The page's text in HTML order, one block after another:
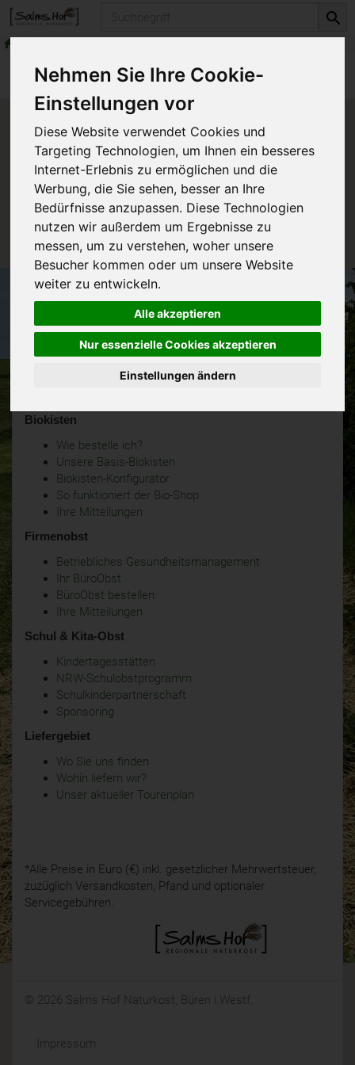
Nehmen Sie Ihre Cookie-
Einstellungen vor
Diese Website verwendet Cookies und
Targeting Technologien, um Ihnen ein besseres
Internet-Erlebnis zu ermöglichen und die
Werbung, die Sie sehen, besser an Ihre
Bedürfnisse anzupassen. Diese Technologien
nutzen wir außerdem um Ergebnisse zu
messen, um zu verstehen, woher unsere
Besucher kommen oder um unsere Website
weiter zu entwickeln.
Alle akzeptieren
Nur essenzielle Cookies akzeptieren
Einstellungen ändern
Produkte
frische Milchprodukte
Frisches aus der Käsetheke
Produkt "Le Bouton de Rose
50%F" nicht verfügbar.
Das von Ihnen gesuchte Produkt ist leider zur Zeit
nicht verfügbar.
Biokisten
Wie bestelle ich?
Unsere Basis-Biokisten
Biokisten-Konfigurator
So funktioniert der Bio-Shop
Ihre Mitteilungen
Firmenobst
Betriebliches Gesundheitsmanagement
Ihr BüroObst
BüroObst bestellen
Ihre Mitteilungen
Schul & Kita-Obst
Kindertagesstätten
NRW-Schulobstprogramm
Schulkinderpartnerschaft
Sponsoring
Liefergebiet
Wo Sie uns finden
Wohin liefern wir?
Unser aktueller Tourenplan
*Alle Preise in Euro (€) inkl. gesetzlicher Mehrwertsteuer,
zuzüglich Versandkosten, Pfand und optionaler
Servicegebühren.
© 2026 Salms Hof Naturkost, Büren i.Westf.
Impressum